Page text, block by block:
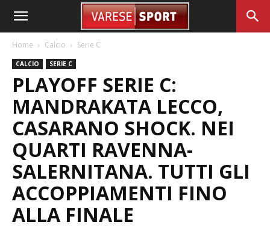
Home Calcio Serie C
CALCIO SERIE C
PLAYOFF SERIE C:
MANDRAKATA LECCO,
CASARANO SHOCK. NEI
QUARTI RAVENNA-
SALERNITANA. TUTTI GLI
ACCOPPIAMENTI FINO
ALLA FINALE